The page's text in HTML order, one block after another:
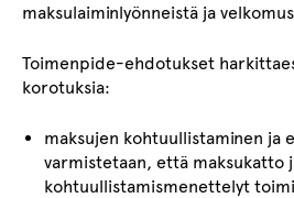
maksulaiminlyönneistä ja
Toimenpide-ehdotukset
korotuksia:
maksujen kohtuullistaminen ja
varmistetaan, että maksukatto
kohtuullistamismenettelyt